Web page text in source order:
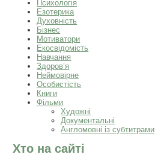
Психологія
Езотерика
Духовність
Бізнес
Мотиватори
Екосвідомість
Навчання
Здоров’я
Неймовірне
Особистість
Книги
Фільми
Художні
Документальні
Англомовні із субтитрами
Хто на сайті